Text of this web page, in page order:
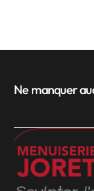
Ne manquer